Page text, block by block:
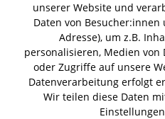
Gin Tonic Kokoswasser
Erdnussöl Alpako Gin
Henry Hendrick s Gin Gin
Tomaten Boar Gin Summer
Fever Tree 1724
unserer Website und
Daten von Besucher:innen
Adresse), um z.B.
personalisieren, Medien
oder Zugriffe auf unsere
Datenverarbeitung erfolgt
Wir teilen diese Daten